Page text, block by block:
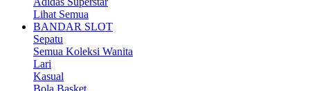
Lihat Semua
BANDAR SLOT
Sepatu
Semua Koleksi Wanita
Lari
Kasual
Bola Basket